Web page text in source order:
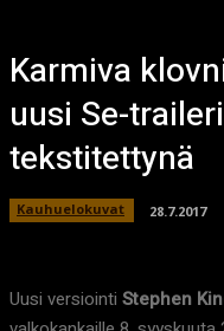
Karmiva
uusi Se-
tekstitettynä
Kauhuelokuvat 28.7.2017
Uusi versiointi Stephen